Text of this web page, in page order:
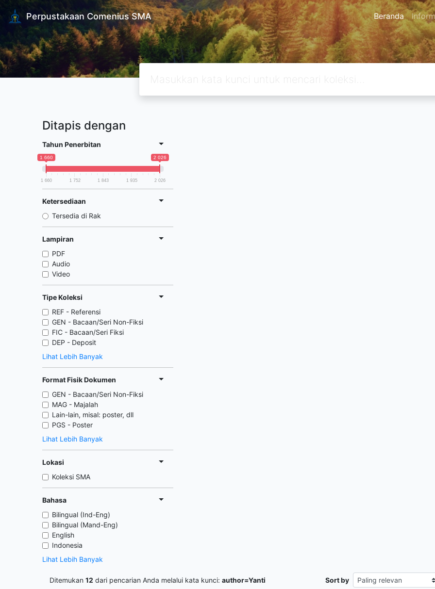
Perpustakaan Comenius SMA Beranda
Ditapis dengan
Tahun Penerbitan
1 660 2 026
1 660 1 752 1 843 1 935 2 026
Ketersediaan
Tersedia di Rak
Lampiran
PDF
Audio
Video
Tipe Koleksi
REF - Referensi
GEN - Bacaan/Seri Non-Fiksi
FIC - Bacaan/Seri Fiksi
DEP - Deposit
Lihat Lebih Banyak
Format Fisik Dokumen
GEN - Bacaan/Seri Non-Fiksi
MAG - Majalah
Lain-lain, misal: poster, dll
PGS - Poster
Lihat Lebih Banyak
Lokasi
Koleksi SMA
Bahasa
Bilingual (Ind-Eng)
Bilingual (Mand-Eng)
English
Indonesia
Lihat Lebih Banyak
Ditemukan 12 dari pencarian Anda melalui kata kunci: author=Yanti Sort by